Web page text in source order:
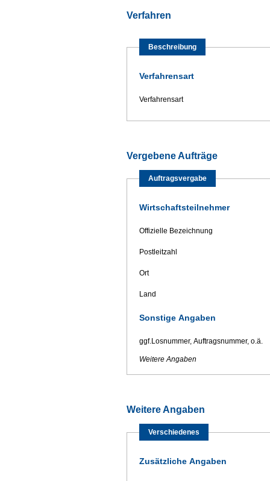
Verfahren
Beschreibung
Verfahrensart
Verfahrensart
Vergebene Aufträge
Auftragsvergabe
Wirtschaftsteilnehmer
Offizielle Bezeichnung
Postleitzahl
Ort
Land
Sonstige Angaben
ggf.Losnummer, Auftragsnummer, o.ä.
Weitere Angaben
Weitere Angaben
Verschiedenes
Zusätzliche Angaben